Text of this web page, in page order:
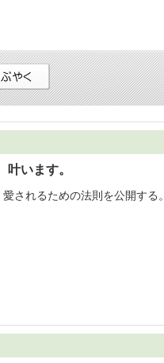
います。
されるための法則を公開する。